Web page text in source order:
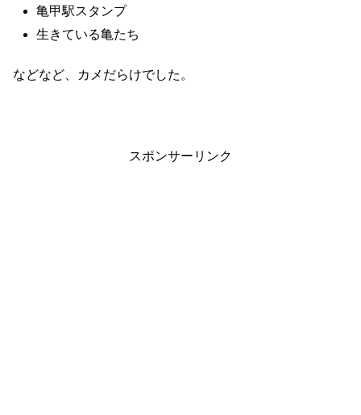
亀甲駅スタンプ
生きている亀たち
などなど、カメだらけでした。
スポンサーリンク